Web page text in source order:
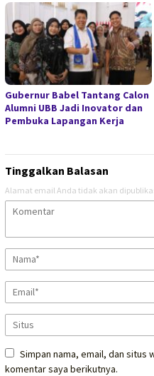
Gubernur Babel Tantang Calon
Alumni UBB Jadi Inovator dan
Pembuka Lapangan Kerja
Tinggalkan Balasan
Alamat email Anda tidak akan
Simpan nama, email, dan situs
komentar saya berikutnya.